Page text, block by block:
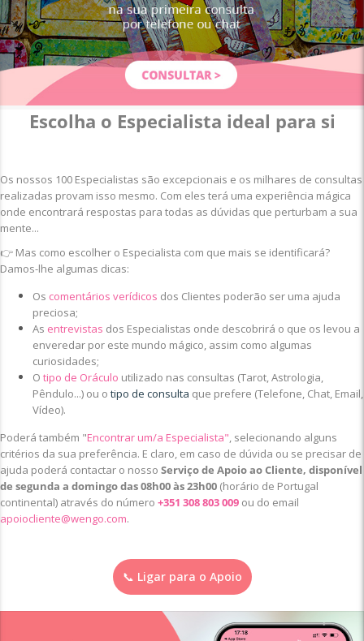
Escolha o Especialista ideal para si
Os nossos 100 Especialistas são excepcionais e os milhares de consultas
realizadas provam isso mesmo. Com eles terá uma experiência mágica
onde encontrará respostas para todas as dúvidas que perturbam a sua
mente...
👉 Mas como escolher o Especialista com que mais se identificará?
Damos-lhe algumas dicas:
Os comentários verídicos dos Clientes poderão ser uma ajuda
preciosa;
As entrevistas dos Especialistas onde descobrirá o que os levou a
enveredar por este mundo mágico, assim como algumas
curiosidades;
O tipo de Oráculo utilizado nas consultas (Tarot, Astrologia,
Pêndulo...) ou o tipo de consulta que prefere (Telefone, Chat, Email,
Vídeo).
Poderá também "Encontrar um/a Especialista", selecionando alguns
critérios da sua preferência. E claro, em caso de dúvida ou se precisar de
ajuda poderá contactar o nosso Serviço de Apoio ao Cliente, disponível
de segunda a domingo das 08h00 às 23h00 (horário de Portugal
continental) através do número +351 308 803 009 ou do email
apoiocliente@wengo.com.
📞 Ligar para o Apoio